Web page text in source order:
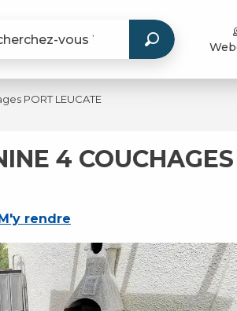
PORT LEUCATE
4
rendre